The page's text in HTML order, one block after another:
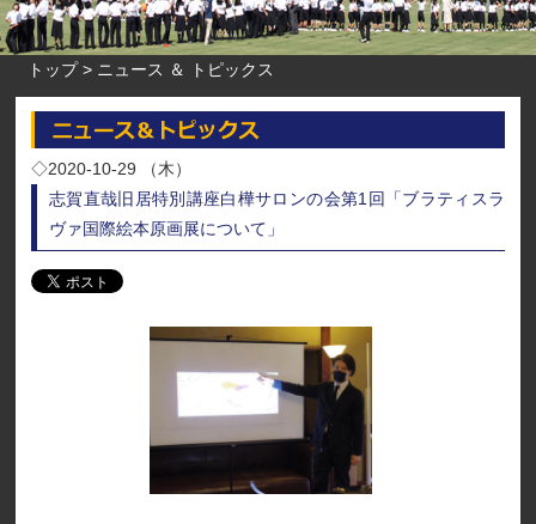
トップ ニュース ＆ トピックス
◇2020-10-29 （木）
志賀直哉旧居特別講座白樺サロンの会第1回「ブラティスラ
ヴァ国際絵本原画展について」